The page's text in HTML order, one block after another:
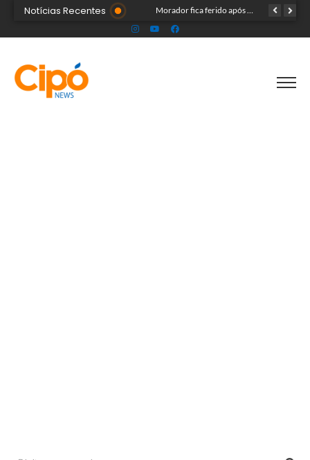
Notícias Recentes Após identificar falhas, MPAC monitora assistência a adultos com autismo em Cruzeiro